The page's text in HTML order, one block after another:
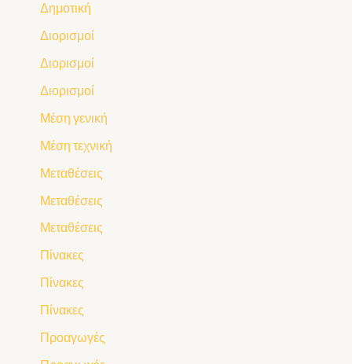
Δημοτική
Διορισμοί
Διορισμοί
Διορισμοί
Μέση γενική
Μέση τεχνική
Μεταθέσεις
Μεταθέσεις
Μεταθέσεις
Πίνακες
Πίνακες
Πίνακες
Προαγωγές